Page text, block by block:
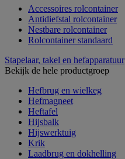
Accessoires rolcontainer
Antidiefstal rolcontainer
Nestbare rolcontainer
Rolcontainer standaard
Stapelaar, takel en hefapparatuur
Bekijk de hele productgroep
Hefbrug en wielkeg
Hefmagneet
Heftafel
Hijsbalk
Hijswerktuig
Krik
Laadbrug en dokhelling